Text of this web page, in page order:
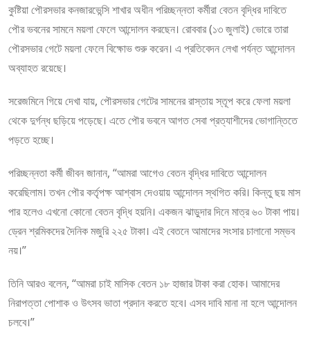
কুষ্টিয়া পৌরসভার কনজারভেন্সি শাখার অধীন পরিচ্ছন্নতা কর্মীরা বেতন বৃদ্ধির দাবিতে
পৌর ভবনের সামনে ময়লা ফেলে আন্দোলন করছেন। রোববার (১৩ জুলাই) ভোরে তারা
পৌরসভার গেটে ময়লা ফেলে বিক্ষোভ শুরু করেন। এ প্রতিবেদন লেখা পর্যন্ত আন্দোলন
অব্যাহত রয়েছে।
সরেজমিনে গিয়ে দেখা যায়, পৌরসভার গেটের সামনের রাস্তায় স্তূপ করে ফেলা ময়লা
থেকে দুর্গন্ধ ছড়িয়ে পড়েছে। এতে পৌর ভবনে আগত সেবা প্রত্যাশীদের ভোগান্তিতে
পড়তে হচ্ছে।
পরিচ্ছন্নতা কর্মী জীবন জানান, “আমরা আগেও বেতন বৃদ্ধির দাবিতে আন্দোলন
করেছিলাম। তখন পৌর কর্তৃপক্ষ আশ্বাস দেওয়ায় আন্দোলন স্থগিত করি। কিন্তু ছয় মাস
পার হলেও এখনো কোনো বেতন বৃদ্ধি হয়নি। একজন ঝাড়ুদার দিনে মাত্র ৬০ টাকা পায়।
ড্রেন শ্রমিকদের দৈনিক মজুরি ২২৫ টাকা। এই বেতনে আমাদের সংসার চালানো সম্ভব
নয়।”
তিনি আরও বলেন, “আমরা চাই মাসিক বেতন ১৮ হাজার টাকা করা হোক। আমাদের
নিরাপত্তা পোশাক ও উৎসব ভাতা প্রদান করতে হবে। এসব দাবি মানা না হলে আন্দোলন
চলবে।”